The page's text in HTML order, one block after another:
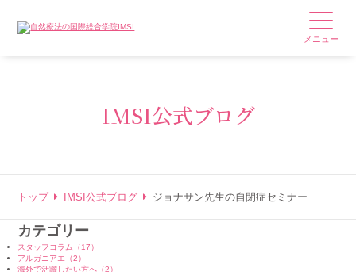
メニュー
IMSI公式ブログ
トップ IMSI公式ブログ ジョナサン先生の自閉症セミナー
カテゴリー
スタッフコラム（17）
アルガニアエ（2）
海外で活躍したい方へ（2）